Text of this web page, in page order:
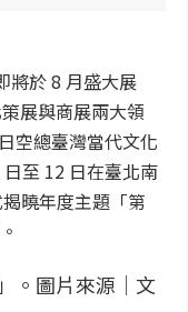
將於 8 月盛大展
展與商展兩大領
空總臺灣當代文化
至 12 日在臺北南
曉年度主題「第